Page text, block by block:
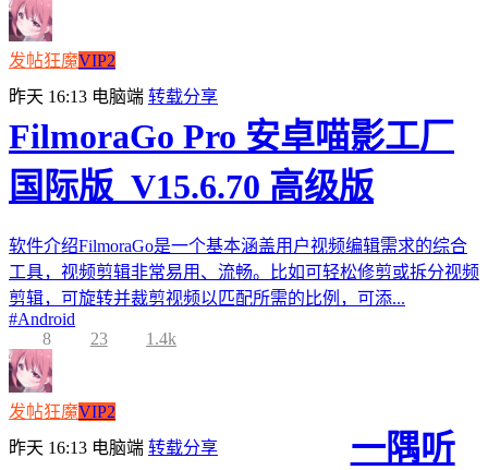
发帖狂魔VIP2
昨天 16:13 电脑端 转载分享
FilmoraGo Pro 安卓喵影工厂
国际版_V15.6.70 高级版
软件介绍FilmoraGo是一个基本涵盖用户视频编辑需求的综合
工具，视频剪辑非常易用、流畅。比如可轻松修剪或拆分视频
剪辑，可旋转并裁剪视频以匹配所需的比例，可添...
#Android
8
23 1.4k
发帖狂魔VIP2
昨天 16:13 电脑端 转载分享
一隅听